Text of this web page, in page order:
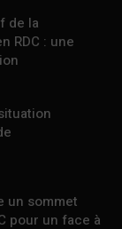
de la
RDC : une
un sommet
pour un face à